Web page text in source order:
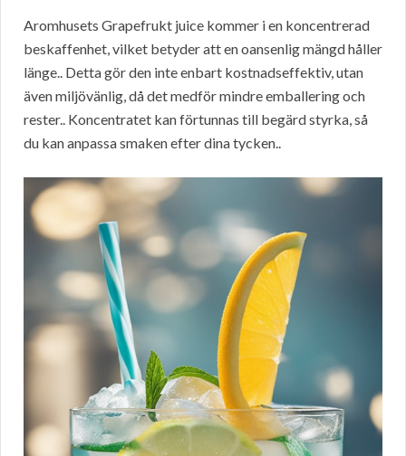
Aromhusets Grapefrukt juice kommer i en koncentrerad
beskaffenhet, vilket betyder att en oansenlig mängd håller
länge.. Detta gör den inte enbart kostnadseffektiv, utan
även miljövänlig, då det medför mindre emballering och
rester.. Koncentratet kan förtunnas till begärd styrka, så
du kan anpassa smaken efter dina tycken..